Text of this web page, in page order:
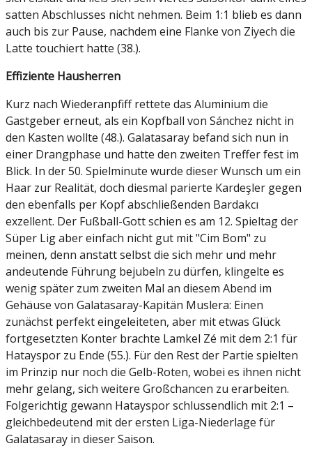
satten Abschlusses nicht nehmen. Beim 1:1 blieb es dann
auch bis zur Pause, nachdem eine Flanke von Ziyech die
Latte touchiert hatte (38.).
Effiziente Hausherren
Kurz nach Wiederanpfiff rettete das Aluminium die
Gastgeber erneut, als ein Kopfball von Sánchez nicht in
den Kasten wollte (48.). Galatasaray befand sich nun in
einer Drangphase und hatte den zweiten Treffer fest im
Blick. In der 50. Spielminute wurde dieser Wunsch um ein
Haar zur Realität, doch diesmal parierte Kardeşler gegen
den ebenfalls per Kopf abschließenden Bardakcı
exzellent. Der Fußball-Gott schien es am 12. Spieltag der
Süper Lig aber einfach nicht gut mit "Cim Bom" zu
meinen, denn anstatt selbst die sich mehr und mehr
andeutende Führung bejubeln zu dürfen, klingelte es
wenig später zum zweiten Mal an diesem Abend im
Gehäuse von Galatasaray-Kapitän Muslera: Einen
zunächst perfekt eingeleiteten, aber mit etwas Glück
fortgesetzten Konter brachte Lamkel Zé mit dem 2:1 für
Hatayspor zu Ende (55.). Für den Rest der Partie spielten
im Prinzip nur noch die Gelb-Roten, wobei es ihnen nicht
mehr gelang, sich weitere Großchancen zu erarbeiten.
Folgerichtig gewann Hatayspor schlussendlich mit 2:1 –
gleichbedeutend mit der ersten Liga-Niederlage für
Galatasaray in dieser Saison.